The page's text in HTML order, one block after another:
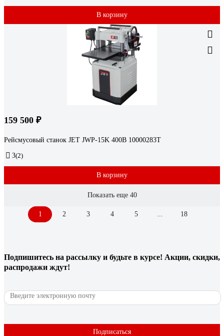
В корзину
159 500 ₽
Рейсмусовый станок JET JWP-15K 400В 10000283T
3(2)
В корзину
Показать еще 40
1 2 3 4 5 ... 18
Подпишитесь на рассылку и будьте в курсе! Акции, скидки,
распродажи ждут!
Подписаться